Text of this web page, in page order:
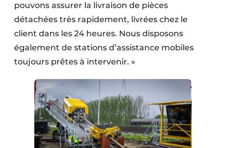
pouvons assurer la livraison de pièces
détachées très rapidement, livrées chez le
client dans les 24 heures. Nous disposons
également de stations d’assistance mobiles
toujours prêtes à intervenir. »